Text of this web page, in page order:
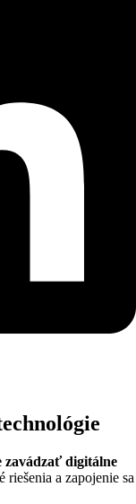
zavádzať digitálne
a zapojenie sa